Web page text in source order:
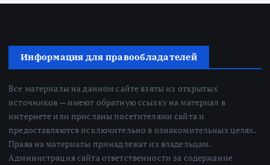
Информация для правообладателей
Все материалы на данном сайте взяты из открытых
источников — имеют обратную ссылку на материал в
интернете или присланы посетителями сайта и
предоставляются исключительно в ознакомительных целях.
Права на материалы принадлежат их владельцам.
Администрация сайта ответственности за содержание